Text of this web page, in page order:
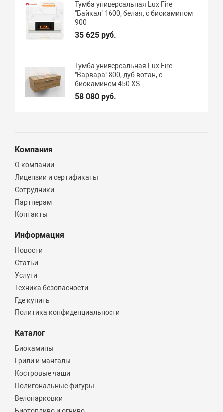
Тумба универсальная Lux Fire
"Байкал" 1600, белая, с биокамином
900
35 625 руб.
Тумба универсальная Lux Fire
"Варвара" 800, дуб вотан, с
биокамином 450 XS
58 080 руб.
Компания
О компании
Лицензии и сертификаты
Сотрудники
Партнерам
Контакты
Информация
Новости
Статьи
Услуги
Техника безопасности
Где купить
Политика конфиденциальности
Каталог
Биокамины
Грили и мангалы
Костровые чаши
Полигональные фигуры
Велопарковки